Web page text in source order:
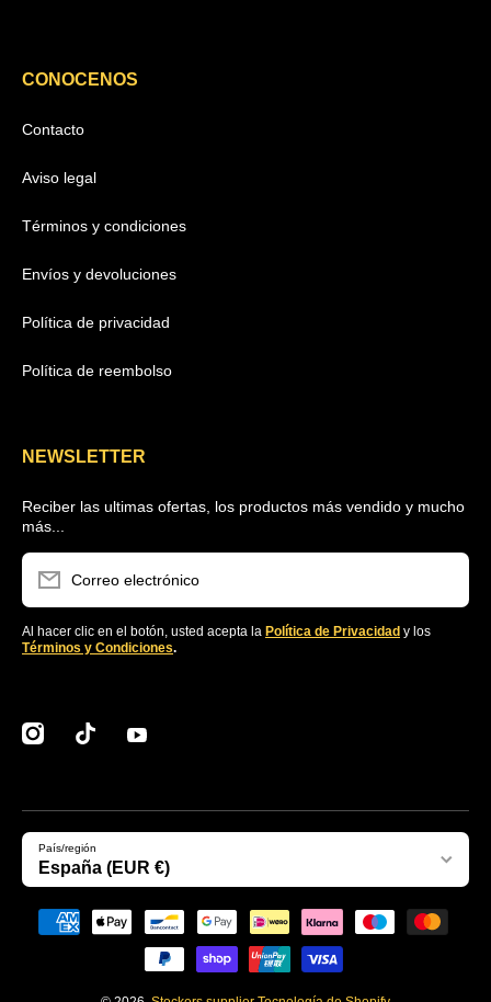
CONOCENOS
Contacto
Aviso legal
Términos y condiciones
Envíos y devoluciones
Política de privacidad
Política de reembolso
NEWSLETTER
Reciber las ultimas ofertas, los productos más vendido y mucho
más...
Correo electrónico
Al hacer clic en el botón, usted acepta la Política de Privacidad y los
Términos y Condiciones.
instagramcom/clubstockers/
tiktokcom/@stockerssupplier
youtubecom/@stockersEcommerce
País/región
España (EUR €)
Formas de pago